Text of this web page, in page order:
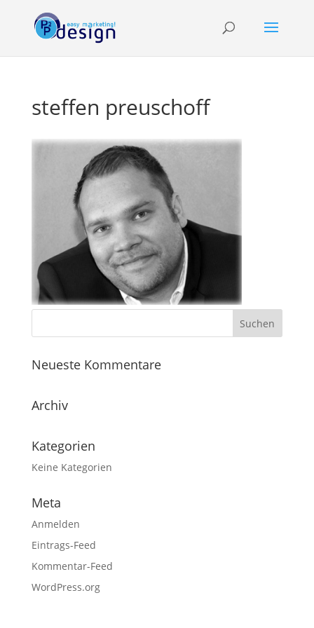
steffen preuschoff
Neueste Kommentare
Archiv
Kategorien
Keine Kategorien
Meta
Anmelden
Eintrags-Feed
Kommentar-Feed
WordPress.org